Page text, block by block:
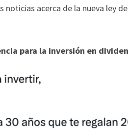
acerca de la nueva ley
para la inversión en